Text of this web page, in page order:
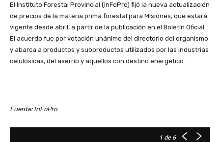
El Instituto Forestal Provincial (InFoPro) fijó la nueva actualización
de precios de la materia prima forestal para Misiones, que estará
vigente desde abril, a partir de la publicación en el Boletín Oficial.
El acuerdo fue por votación unánime del directorio del organismo
y abarca a productos y subproductos utilizados por las industrias
celulósicas, del aserrío y aquellos con destino energético.
Fuente: InFoPro
1 de 6